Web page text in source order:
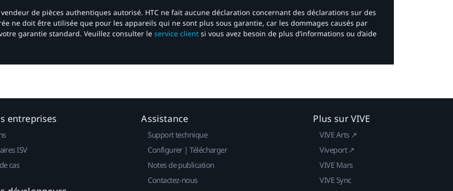
de pièces authentiques autorisé. HTC ne fait aucune déclaration concernant des déclarations sur des
ne doit être utilisée que pour les appareils qui ne sont plus sous garantie, car les dommages causés par
garantie standard. Veuillez consulter le service client si vous avez besoin de plus d’informations ou d’aide
entreprises
ISV
cas
Assistance
Support technique
Configurer | Télécharger
Notes de publication
Contactez-nous
Plus sur VIVE
VIVE Arts ↗
Viveport ↗
VIVE Mars
VIVE Sync